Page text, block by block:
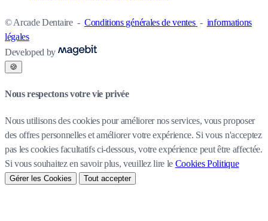
© Arcade Dentaire - Conditions générales de ventes - informations
légales
Developed by
🍪
Nous respectons votre vie privée
Nous utilisons des cookies pour améliorer nos services, vous proposer
des offres personnelles et améliorer votre expérience. Si vous n'acceptez
pas les cookies facultatifs ci-dessous, votre expérience peut être affectée.
Si vous souhaitez en savoir plus, veuillez lire le Cookies Politique
Gérer les Cookies Tout accepter